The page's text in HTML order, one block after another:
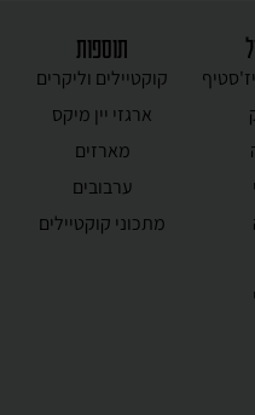
תוספות
קוקטיילים וליקרים
ארגזי יין מיקס
מארזים
ערבובים
מתכוני קוקטיילים